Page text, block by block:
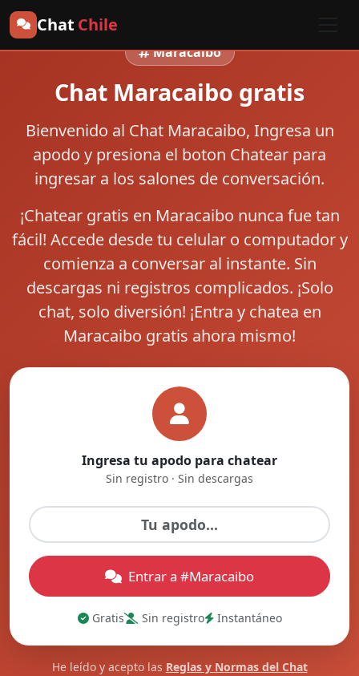
Chat Chile
Maracaibo
Chat Maracaibo gratis
Bienvenido al Chat Maracaibo, Ingresa un
apodo y presiona el boton Chatear para
ingresar a los salones de conversación.
¡Chatear gratis en Maracaibo nunca fue tan
fácil! Accede desde tu celular o computador y
comienza a conversar al instante. Sin
descargas ni registros complicados. ¡Solo
chat, solo diversión! ¡Entra y chatea en
Maracaibo gratis ahora mismo!
Ingresa tu apodo para chatear
Sin registro · Sin descargas
Entrar a #Maracaibo
Gratis Sin registro Instantáneo
He leído y acepto las Reglas y Normas del Chat